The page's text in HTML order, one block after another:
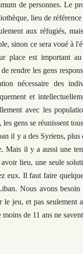
de personnes. Le
lieu de
aux réfugiés,
sinon ce sera voué à
place est important
rendre les gens
nécessaire des
et
avec les
gens se réunissent
il y a des Syriens,
Mais il y a aussi une
lieu, une seule
eux. Il faut faire
Nous avons besoin
le jeu, et pas seulement
de 11 ans ne